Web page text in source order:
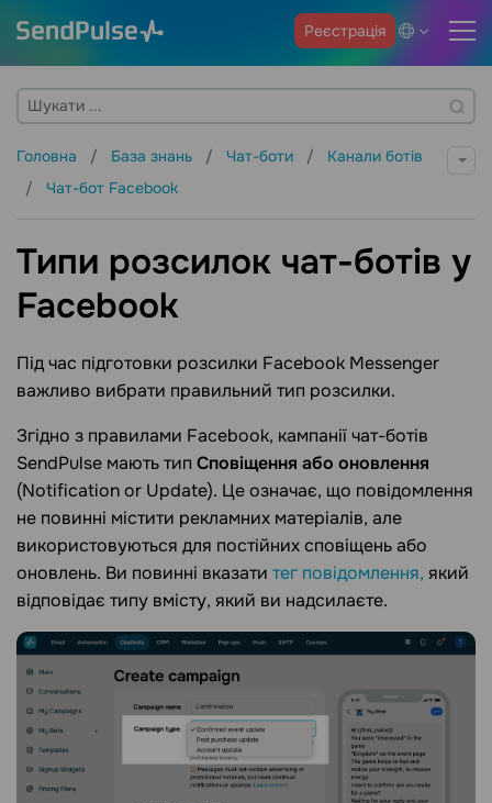
Реєстрація
Головна База знань Чат-боти
Канали ботів
Чат-бот Facebook
Типи розсилок чат-ботів у
Facebook
Під час підготовки розсилки Facebook Messenger
важливо вибрати правильний тип розсилки.
Згідно з правилами Facebook, кампанії чат-ботів
SendPulse мають тип Сповіщення або оновлення
(Notification or Update). Це означає, що повідомлення
не повинні містити рекламних матеріалів, але
використовуються для постійних сповіщень або
оновлень. Ви повинні вказати тег повідомлення, який
відповідає типу вмісту, який ви надсилаєте.